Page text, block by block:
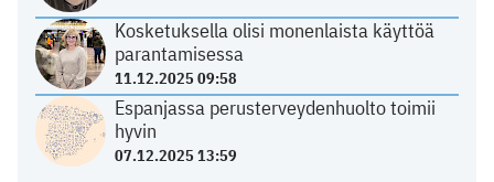
Kosketuksella olisi monenlaista käyttöä
parantamisessa
11.12.2025 09:58
Espanjassa perusterveydenhuolto toimii
hyvin
07.12.2025 13:59